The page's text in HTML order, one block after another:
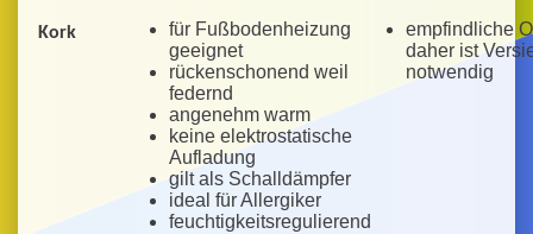
Kork
für Fußbodenheizung
geeignet
rückenschonend weil
federnd
angenehm warm
keine elektrostatische
Aufladung
gilt als Schalldämpfer
ideal für Allergiker
feuchtigkeitsregulierend
empfindliche
daher ist
notwendig